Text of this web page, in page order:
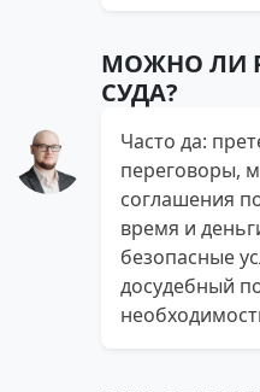
МОЖНО ЛИ
СУДА?
Часто да:
переговоры,
соглашения
время и
безопасные
досудебный